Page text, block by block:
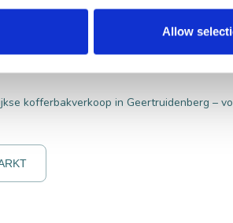
Allow
vestingstadje Heusden. De
hun mooiste vondsten uit
antiek en Engels zilver tot stoer zink en
kofferbakverkoop in Geertruidenberg –